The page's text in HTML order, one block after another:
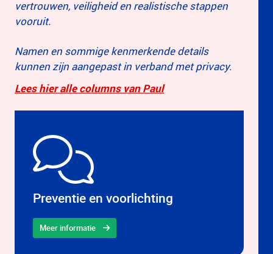
vertrouwen, veiligheid en realistische stappen
vooruit.
Namen en sommige kenmerkende details
kunnen zijn aangepast in verband met privacy.
Lees hier alle columns van Paul
Preventie en voorlichting
Meer informatie